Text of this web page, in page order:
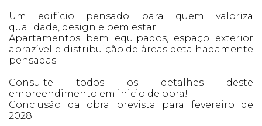
Um edifício pensado para quem valoriza
qualidade, design e bem estar.
Apartamentos bem equipados, espaço exterior
aprazível e distribuição de áreas detalhadamente
pensadas.
Consulte todos os detalhes deste
empreendimento em inicio de obra!
Conclusão da obra prevista para fevereiro de
2028.